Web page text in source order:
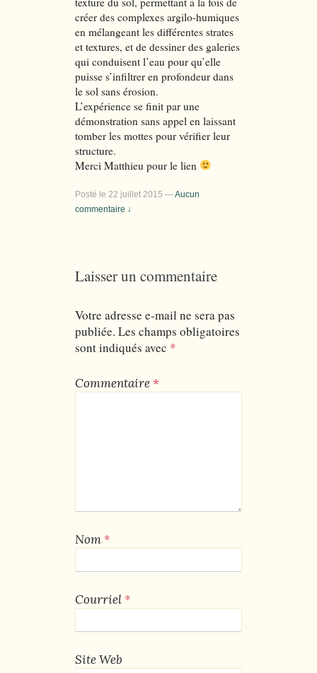
créer des complexes argilo-humiques
en mélangeant les différentes strates
et textures, et de dessiner des galeries
qui conduisent l’eau pour qu’elle
puisse s’infiltrer en profondeur dans
le sol sans érosion.
L’expérience se finit par une
démonstration sans appel en laissant
tomber les mottes pour vérifier leur
structure.
Merci Matthieu pour le lien
Posté le 22 juillet 2015 —Aucun
commentaire ↓
Laisser un commentaire
Votre adresse e-mail ne sera pas
publiée. Les champs obligatoires
sont indiqués avec *
Commentaire *
Nom *
Courriel *
Site Web